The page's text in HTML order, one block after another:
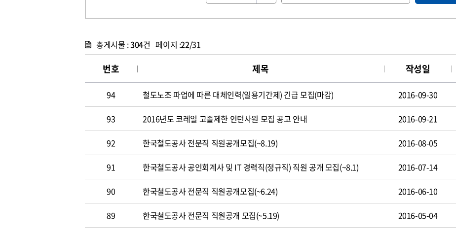
총게시물 :304건 페이지 :22/31
번호 제목 작성일
94 철도노조 파업에 따른 대체인력(일용기간제) 긴급 모집(마감) 2016-09-30
93 2016년도 코레일 고졸제한 인턴사원 모집 공고 안내 2016-09-21
92 한국철도공사 전문직 직원공개모집(~8.19) 2016-08-05
91 한국철도공사 공인회계사 및 IT 경력직(정규직) 직원 공개 모집(~8.1) 2016-07-14
90 한국철도공사 전문직 직원공개모집(~6.24) 2016-06-10
89 한국철도공사 전문직 직원공개 모집(~5.19) 2016-05-04